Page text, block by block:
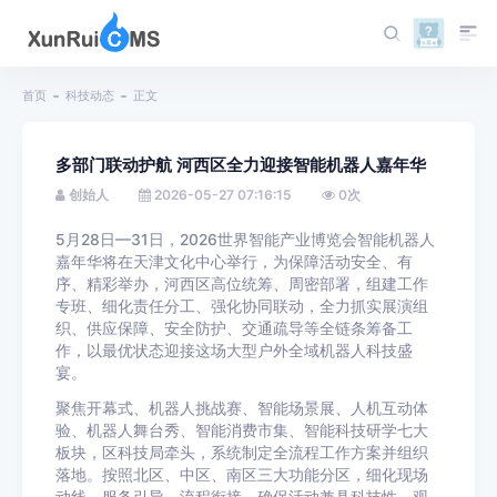
首页 科技动态 正文
多部门联动护航 河西区全力迎接智能机器人嘉年华
创始人 2026-05-27 07:16:15 0次
5月28日—31日，2026世界智能产业博览会智能机器人
嘉年华将在天津文化中心举行，为保障活动安全、有
序、精彩举办，河西区高位统筹、周密部署，组建工作
专班、细化责任分工、强化协同联动，全力抓实展演组
织、供应保障、安全防护、交通疏导等全链条筹备工
作，以最优状态迎接这场大型户外全域机器人科技盛
宴。
聚焦开幕式、机器人挑战赛、智能场景展、人机互动体
验、机器人舞台秀、智能消费市集、智能科技研学七大
板块，区科技局牵头，系统制定全流程工作方案并组织
落地。按照北区、中区、南区三大功能分区，细化现场